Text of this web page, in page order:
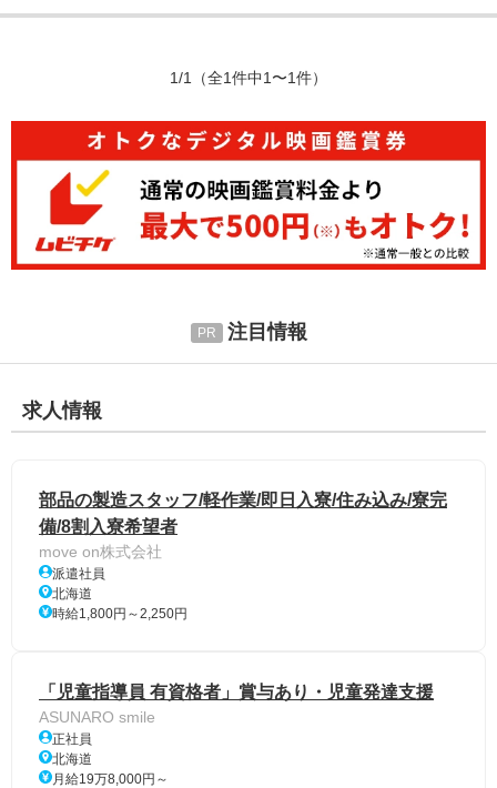
1/1 （全1件中1〜1件）
注目情報
求人情報
部品の製造スタッフ/軽作業/即日入寮/住み込み/寮完
備/8割入寮希望者
move on株式会社
派遣社員
北海道
時給1,800円～2,250円
「児童指導員 有資格者」賞与あり・児童発達支援
ASUNARO smile
正社員
北海道
月給19万8,000円～